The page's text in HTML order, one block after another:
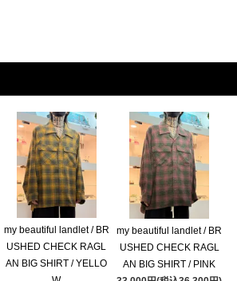
my beautiful landlet / BR
USHED CHECK RAGL
AN BIG SHIRT / YELLO
my beautiful landlet / BR
USHED CHECK RAGL
AN BIG SHIRT / PINK